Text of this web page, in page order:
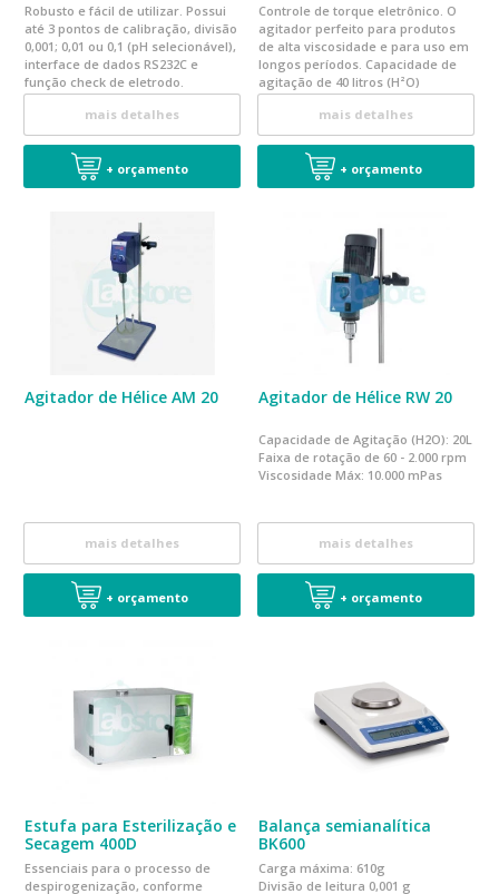
Robusto e fácil de utilizar. Possui
até 3 pontos de calibração, divisão
0,001; 0,01 ou 0,1 (pH selecionável),
interface de dados RS232C e
função check de eletrodo.
mais detalhes
+ orçamento
Controle de torque eletrônico. O
agitador perfeito para produtos
de alta viscosidade e para uso em
longos períodos. Capacidade de
agitação de 40 litros (H²O)
mais detalhes
+ orçamento
Agitador de Hélice AM 20
mais detalhes
+ orçamento
Agitador de Hélice RW 20
Capacidade de Agitação (H2O): 20L
Faixa de rotação de 60 - 2.000 rpm
Viscosidade Máx: 10.000 mPas
mais detalhes
+ orçamento
Estufa para Esterilização e
Secagem 400D
Essenciais para o processo de
despirogenização, conforme
Balança semianalítica
BK600
Carga máxima: 610g
Divisão de leitura 0,001 g